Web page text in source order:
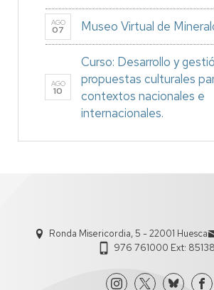
AGO
07 Museo Virtual de
AGO
10
Curso: Desarrollo y
propuestas culturales
contextos nacionales e
internacionales.
Ronda Misericordia, 5 - 22001 Huesca
976 761000 Ext: